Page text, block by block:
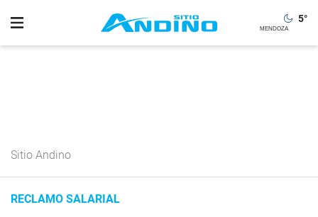
5°
Sitio Andino
RECLAMO SALARIAL